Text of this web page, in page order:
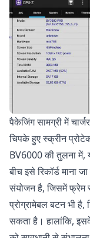
पैकेजिंग सामग्री में
चिपके हुए स्क्रीन
BV6000 की तुलना में,
बीच इसे रिकॉर्ड माना
संयोजन है, जिसमें फ्रेम
प्रोग्रामेबल बटन भी
सकता है। हालांकि,